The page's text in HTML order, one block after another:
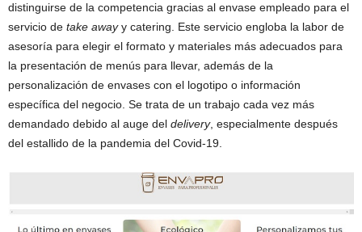
distinguirse de la competencia gracias al envase empleado para el
servicio de take awayy catering. Este servicio engloba la labor de
asesoría para elegir el formato y materiales más adecuados para
la presentación de menús para llevar, además de la
personalización de envases con el logotipo o información
específica del negocio. Se trata de un trabajo cada vez más
demandado debido al auge del delivery, especialmente después
del estallido de la pandemia del Covid-19.